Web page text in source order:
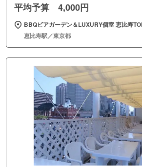
平均予算 4,000円
BBQビアガーデン＆LUXURY個室 恵比寿
恵比寿駅／東京都